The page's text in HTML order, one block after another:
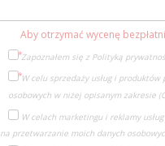
Aby otrzymać wycenę
Zapoznałem się z Polityką
W celu sprzedaży usług i produktów
osobowych w niżej opisanym zakresie
W celach marketingu i reklamy
na przetwarzanie moich danych